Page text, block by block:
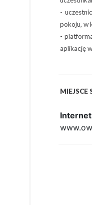
-
pokoju, w
-
aplikację
MIEJSCE
Internet